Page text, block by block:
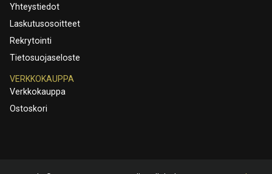
Yhteystiedot
Laskutusosoitteet
Rekrytointi
Tietosuojaseloste
VERKKOKAUPPA
Verkkokauppa
Ostoskori